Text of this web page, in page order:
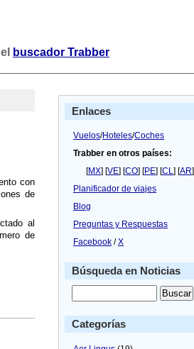
buscador Trabber
con
de
al
de
Enlaces
Vuelos/Hoteles/Coches
Trabber en otros países:
[MX] [VE] [CO] [PE] [CL] [AR]
Planificador de viajes
Blog
Preguntas y Respuestas
Facebook /X
Búsqueda en Noticias
Categorías